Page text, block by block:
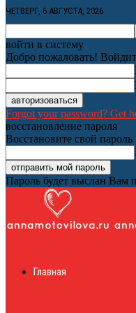
ЧЕТВЕРГ, 6 АВГУСТА, 2026
войти в систему
Добро пожаловать!
Forgot your password? Get
восстановление пароля
Восстановите свой пароль
Пароль будет выслан Вам
Главная